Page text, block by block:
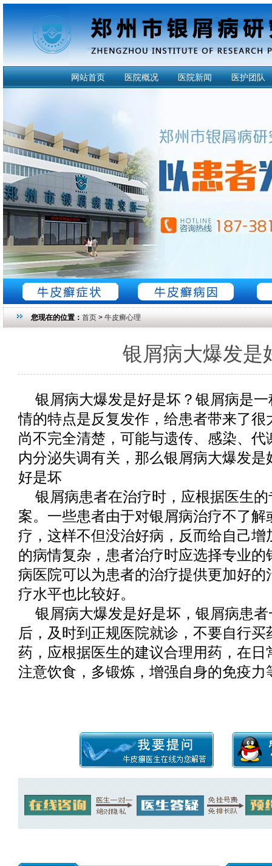
网站首页 医院概况 医院新闻 医护团队
您现在的位置： 首页 > 牛皮癣心理
银屑病大爆发是
银屑病大爆发是好是坏？银屑病是
情的特点是反复发作，给患者带来了
尚不完全清楚，可能与遗传、感染、
内分泌失调有关，那么银屑病大爆发
好是坏
银屑病患者在治疗时，应根据医生
案。一些患者由于对银屑病治疗不了
疗，这样不但没治好病，反而给自己
的病情复杂，患者治疗时应选择专业
病医院可以为患者的治疗提供更加好
疗水平也比较好。
银屑病大爆发是好是坏，银屑病患
后，及时到正规医院就诊，不要自行
药，应根据医生的建议合理用药，在
注意饮食，多锻炼，增强自身的免疫力